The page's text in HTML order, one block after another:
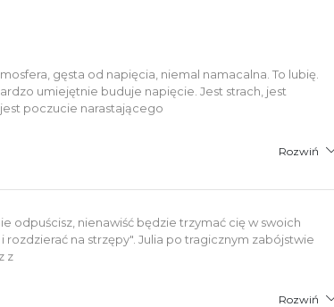
gęsta od napięcia, niemal namacalna. To lubię.
umiejętnie buduje napięcie. Jest strach, jest
poczucie narastającego
Rozwiń
odpuścisz, nienawiść będzie trzymać cię w swoich
rozdzierać na strzępy". Julia po tragicznym zabójstwie
z
Rozwiń